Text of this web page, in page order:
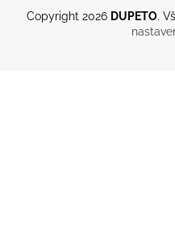
Copyright 2026 DUPETO.